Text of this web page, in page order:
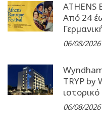
ATHENS
Από 24
06/08/2026
TRYP by
06/08/2026